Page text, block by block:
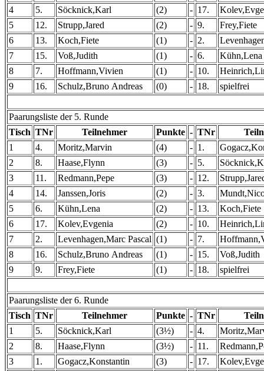
4
5. Söcknick,Karl (2) - 17.
5
12. Strupp,Jared (2) - 9.
Frey,Fiete
6
13. Koch,Fiete (1) - 2.
7
15. Voß,Judith (1) - 6.
Kühn,Lena
8
7. Hoffmann,Vivien (1) - 10.
9
16. Schulz,Bruno Andreas (0) - 18. spielfrei
Paarungsliste der 5. Runde
Tisch TNr Teilnehmer Punkte - TNr
1
4. Moritz,Marvin (4) - 1.
2
8. Haase,Flynn (3) - 5.
3
11. Redmann,Pepe (3) - 12.
4
14. Janssen,Joris (2) - 3.
5
6. Kühn,Lena (2) - 13.
Koch,Fiete
6
17. Kolev,Evgenia (2) - 10.
7
2. Levenhagen,Marc Pascal (1) - 7.
8
16. Schulz,Bruno Andreas (1) - 15.
Voß,Judith
9
9. Frey,Fiete (1) - 18. spielfrei
Paarungsliste der 6. Runde
Tisch TNr Teilnehmer Punkte - TNr
1
5. Söcknick,Karl (3½) - 4.
2
8. Haase,Flynn (3½) - 11.
3
1. Gogacz,Konstantin (3) - 17.